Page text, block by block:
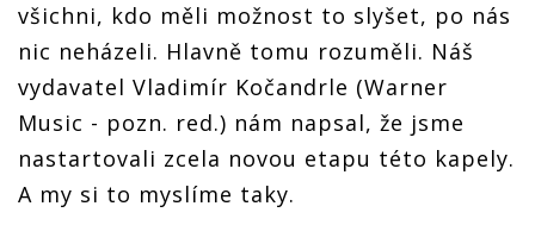
všichni, kdo měli možnost to slyšet, po nás
nic neházeli. Hlavně tomu rozuměli. Náš
vydavatel Vladimír Kočandrle (Warner
Music - pozn. red.) nám napsal, že jsme
nastartovali zcela novou etapu této kapely.
A my si to myslíme taky.